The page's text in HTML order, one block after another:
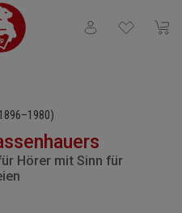
Du hast 0
Hörer mit Sinn für